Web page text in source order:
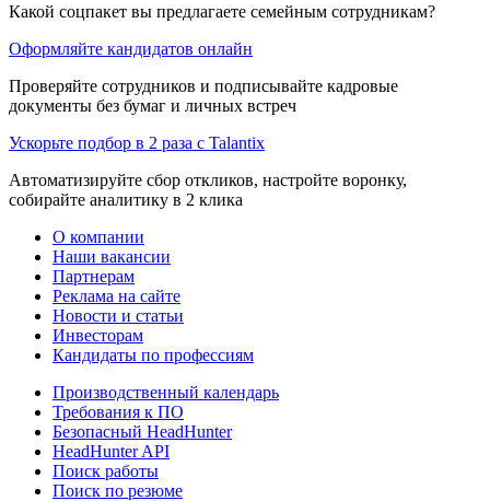
Какой соцпакет вы предлагаете семейным сотрудникам?
Оформляйте кандидатов онлайн
Проверяйте сотрудников и подписывайте кадровые
документы без бумаг и личных встреч
Ускорьте подбор в 2 раза с Talantix
Автоматизируйте сбор откликов, настройте воронку,
собирайте аналитику в 2 клика
О компании
Наши вакансии
Партнерам
Реклама на сайте
Новости и статьи
Инвесторам
Кандидаты по профессиям
Производственный календарь
Требования к ПО
Безопасный HeadHunter
HeadHunter API
Поиск работы
Поиск по резюме